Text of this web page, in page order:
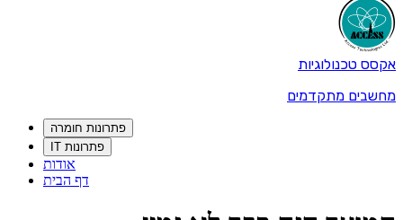
אקסס טכנולוגיות
מחשבים מתקדמים
פתרונות חומרה
פתרונות IT
אודות
דף הבית